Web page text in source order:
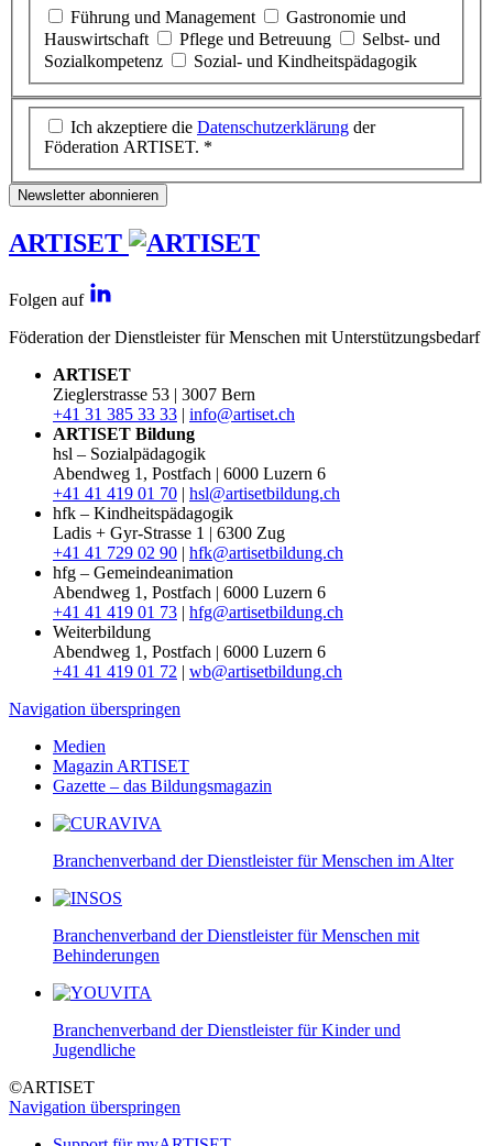
Führung und Management
Gastronomie und
Hauswirtschaft
Pflege und Betreuung
Selbst- und
Sozialkompetenz
Sozial- und Kindheitspädagogik
Ich akzeptiere die Datenschutzerklärung der
Föderation ARTISET. *
Newsletter abonnieren
ARTISET
Folgen auf
Föderation der Dienstleister für Menschen mit Unterstützungsbedarf
ARTISET
Zieglerstrasse 53 | 3007 Bern
+41 31 385 33 33 | info@artiset.ch
ARTISET Bildung
hsl – Sozialpädagogik
Abendweg 1, Postfach | 6000 Luzern 6
+41 41 419 01 70 | hsl@artisetbildung.ch
hfk – Kindheitspädagogik
Ladis + Gyr-Strasse 1 | 6300 Zug
+41 41 729 02 90 | hfk@artisetbildung.ch
hfg – Gemeindeanimation
Abendweg 1, Postfach | 6000 Luzern 6
+41 41 419 01 73 | hfg@artisetbildung.ch
Weiterbildung
Abendweg 1, Postfach | 6000 Luzern 6
+41 41 419 01 72 | wb@artisetbildung.ch
Navigation überspringen
Medien
Magazin ARTISET
Gazette – das Bildungsmagazin
Branchenverband der Dienstleister für Menschen im Alter
Branchenverband der Dienstleister für Menschen mit
Behinderungen
Branchenverband der Dienstleister für Kinder und
Jugendliche
©ARTISET
Navigation überspringen